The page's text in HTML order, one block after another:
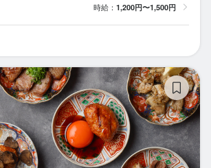
時給： 1,200円〜1,500円